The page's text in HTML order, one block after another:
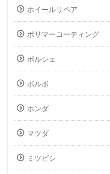
ホイールリペア
ポリマーコーティング
ポルシェ
ボルボ
ホンダ
マツダ
ミツビシ